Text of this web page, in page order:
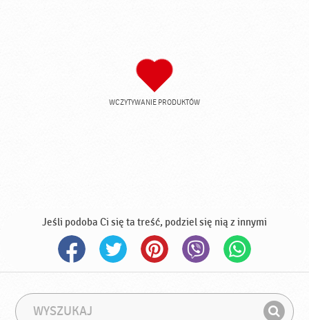
WCZYTYWANIE PRODUKTÓW
Jeśli podoba Ci się ta treść, podziel się nią z innymi
W